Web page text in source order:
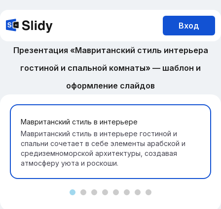
Вход
Презентация «Мавританский стиль интерьера
гостиной и спальной комнаты» — шаблон и
оформление слайдов
Мавританский стиль в интерьере
Мавританский стиль в интерьере гостиной и
спальни сочетает в себе элементы арабской и
средиземноморской архитектуры, создавая
атмосферу уюта и роскоши.